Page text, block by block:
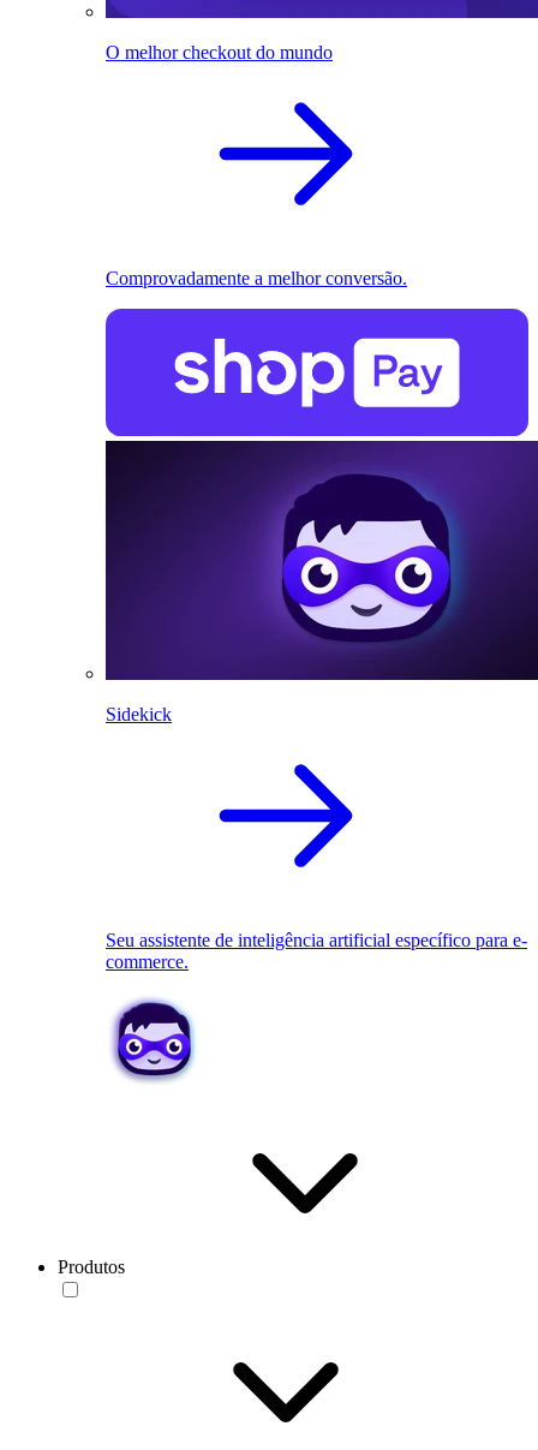
O melhor checkout do mundo
Comprovadamente a melhor conversão.
Sidekick
Seu assistente de inteligência artificial específico para e-
commerce.
Produtos